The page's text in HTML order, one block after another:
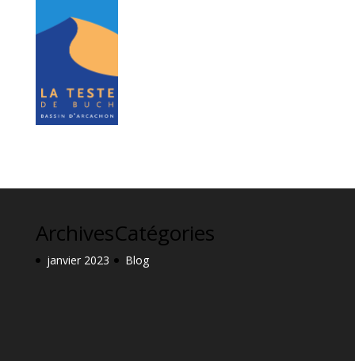
Archives
janvier 2023
Catégories
Blog